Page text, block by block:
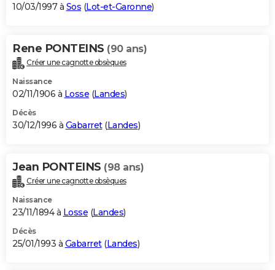
10/03/1997 à Sos (Lot-et-Garonne)
Rene PONTEINS (90 ans)
Créer une cagnotte obsèques
Naissance
02/11/1906 à Losse (Landes)
Décès
30/12/1996 à Gabarret(Landes)
Jean PONTEINS (98 ans)
Créer une cagnotte obsèques
Naissance
23/11/1894 à Losse (Landes)
Décès
25/01/1993 à Gabarret(Landes)